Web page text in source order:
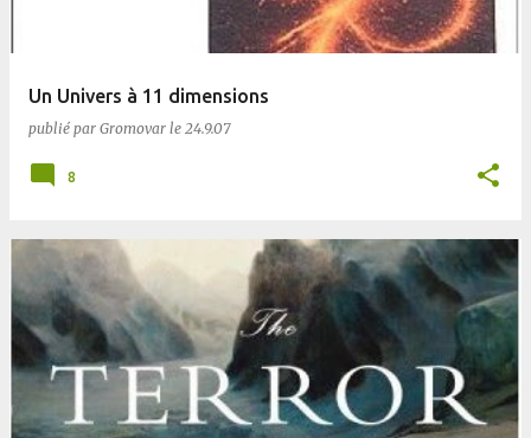
Un Univers à 11 dimensions
publié par Gromovar le 24.9.07
8